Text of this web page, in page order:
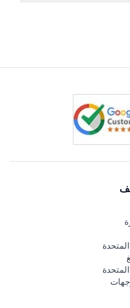
المتحدة